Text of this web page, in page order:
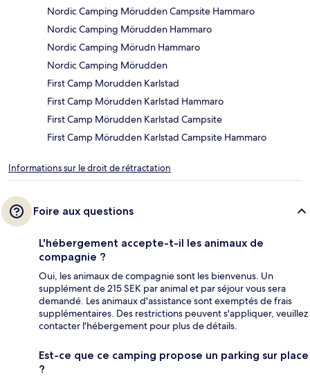
Nordic Camping Mörudden Campsite Hammaro
Nordic Camping Mörudden Hammaro
Nordic Camping Mörudn Hammaro
Nordic Camping Mörudden
First Camp Morudden Karlstad
First Camp Mörudden Karlstad Hammaro
First Camp Mörudden Karlstad Campsite
First Camp Mörudden Karlstad Campsite Hammaro
Informations sur le droit de rétractation
Foire aux questions
L'hébergement accepte-t-il les animaux de
compagnie ?
Oui, les animaux de compagnie sont les bienvenus. Un
supplément de 215 SEK par animal et par séjour vous sera
demandé. Les animaux d'assistance sont exemptés de frais
supplémentaires. Des restrictions peuvent s'appliquer, veuillez
contacter l'hébergement pour plus de détails.
Est-ce que ce camping propose un parking sur place
?